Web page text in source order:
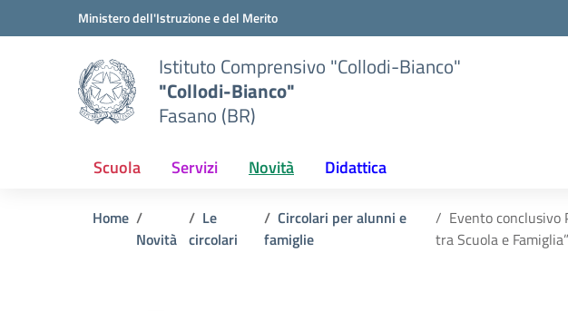
Vai ai contenuti
Vai al menu di navigazioneMinistero dell'Istruzione e del Merito
Istituto Comprensivo "Collodi-Bianco"
"Collodi-Bianco"
Fasano (BR)
Scuola Servizi Novità Didattica
Home
Novità
Le
circolari
Circolari per alunni e
famiglie
Evento conclusivo
tra Scuola e Famiglia”